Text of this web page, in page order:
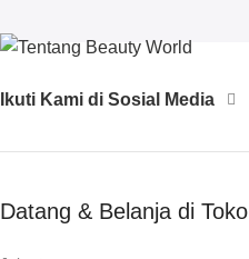
Ikuti Kami di Sosial Media
Datang & Belanja di Toko